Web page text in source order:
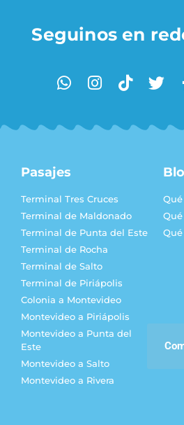
Seguinos en
Pasajes
Terminal Tres Cruces
Terminal de Maldonado
Terminal de Punta del Este
Terminal de Rocha
Terminal de Salto
Terminal de Piriápolis
Colonia a Montevideo
Montevideo a Piriápolis
Montevideo a Punta del
Este
Montevideo a Salto
Montevideo a Rivera